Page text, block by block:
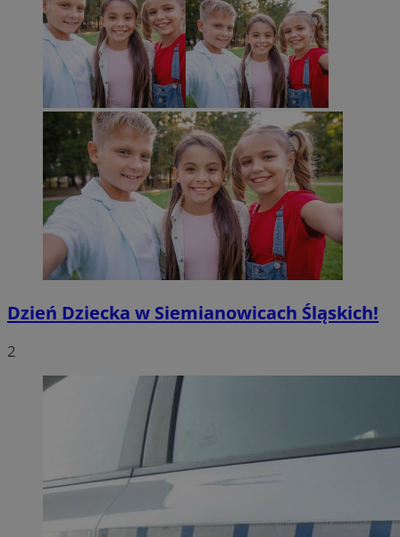
Dzień Dziecka w Siemianowicach Śląskich!
2